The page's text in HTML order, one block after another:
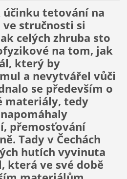
účinku tetování na
ve stručnosti si
celých zhruba sto
na tom, jak
který by
a nevytvářel vůči
se především o
materiály, tedy
přemosťování
Tady v Čechách
hutích vyvinuta
která ve své době